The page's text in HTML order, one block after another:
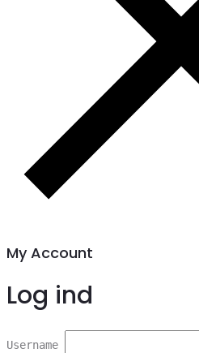
My Account
Log ind
Username